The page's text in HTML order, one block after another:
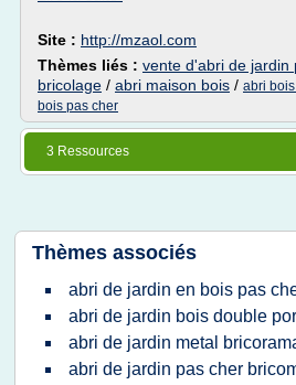
Site : http://mzaol.com
Thèmes liés : vente d'abri de jardin
bricolage / abri maison bois / abri
bois pas cher
3 Ressources
Thèmes associés
abri de jardin en bois pas
abri de jardin bois double
abri de jardin metal
abri de jardin pas cher